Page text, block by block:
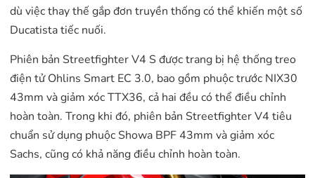
dù việc thay thế gắp đơn truyền thống có thể khiến một số
Ducatista tiếc nuối.
Phiên bản Streetfighter V4 S được trang bị hệ thống treo
điện tử Ohlins Smart EC 3.0, bao gồm phuộc trước NIX30
43mm và giảm xóc TTX36, cả hai đều có thể điều chỉnh
hoàn toàn. Trong khi đó, phiên bản Streetfighter V4 tiêu
chuẩn sử dụng phuộc Showa BPF 43mm và giảm xóc
Sachs, cũng có khả năng điều chỉnh hoàn toàn.